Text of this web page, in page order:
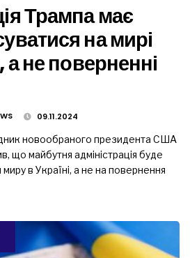
Трампа має
на мирі
а не поверненні
09.11.2024
новообраного президента США
що майбутня адміністрація буде
в Україні, а не на повернення